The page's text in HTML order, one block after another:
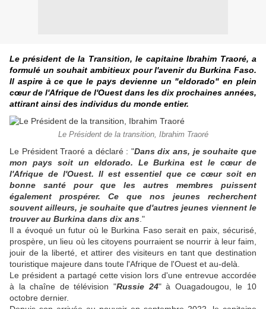
Le président de la Transition, le capitaine Ibrahim Traoré, a
formulé un souhait ambitieux pour l'avenir du Burkina Faso.
Il aspire à ce que le pays devienne un "eldorado" en plein
cœur de l'Afrique de l'Ouest dans les dix prochaines années,
attirant ainsi des individus du monde entier.
Le Président de la transition, Ibrahim Traoré
Le Président Traoré a déclaré : "Dans dix ans, je souhaite que
mon pays soit un eldorado. Le Burkina est le cœur de
l'Afrique de l'Ouest. Il est essentiel que ce cœur soit en
bonne santé pour que les autres membres puissent
également prospérer. Ce que nos jeunes recherchent
souvent ailleurs, je souhaite que d'autres jeunes viennent le
trouver au Burkina dans dix ans ."
Il a évoqué un futur où le Burkina Faso serait en paix, sécurisé,
prospère, un lieu où les citoyens pourraient se nourrir à leur faim,
jouir de la liberté, et attirer des visiteurs en tant que destination
touristique majeure dans toute l'Afrique de l'Ouest et au-delà.
Le président a partagé cette vision lors d'une entrevue accordée
à la chaîne de télévision "Russie 24" à Ouagadougou, le 10
octobre dernier.